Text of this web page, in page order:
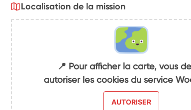
Localisation de la mission
📍 Pour afficher la carte, vous
autoriser les cookies du service
AUTORISER